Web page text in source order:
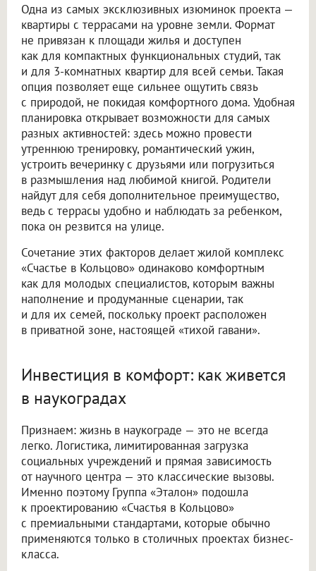
Одна из самых эксклюзивных изюминок проекта —
квартиры с террасами на уровне земли. Формат
не привязан к площади жилья и доступен
как для компактных функциональных студий, так
и для 3-комнатных квартир для всей семьи. Такая
опция позволяет еще сильнее ощутить связь
с природой, не покидая комфортного дома. Удобная
планировка открывает возможности для самых
разных активностей: здесь можно провести
утреннюю тренировку, романтический ужин,
устроить вечеринку с друзьями или погрузиться
в размышления над любимой книгой. Родители
найдут для себя дополнительное преимущество,
ведь с террасы удобно и наблюдать за ребенком,
пока он резвится на улице.
Сочетание этих факторов делает жилой комплекс
«Счастье в Кольцово» одинаково комфортным
как для молодых специалистов, которым важны
наполнение и продуманные сценарии, так
и для их семей, поскольку проект расположен
в приватной зоне, настоящей «тихой гавани».
Инвестиция в комфорт: как живется
в наукоградах
Признаем: жизнь в наукограде — это не всегда
легко. Логистика, лимитированная загрузка
социальных учреждений и прямая зависимость
от научного центра — это классические вызовы.
Именно поэтому Группа «Эталон» подошла
к проектированию «Счастья в Кольцово»
с премиальными стандартами, которые обычно
применяются только в столичных проектах бизнес-
класса.